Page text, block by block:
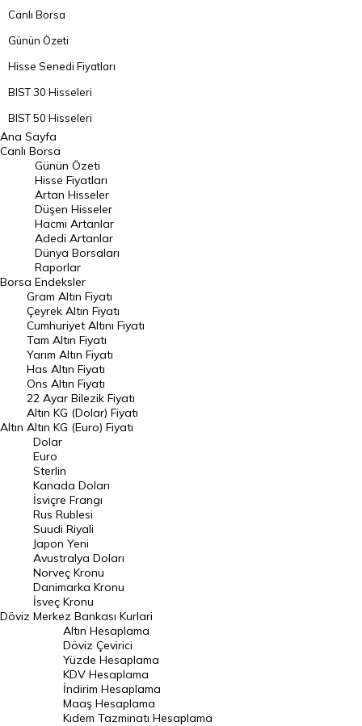
Canlı Borsa
Günün Özeti
Hisse Senedi Fiyatları
BIST 30 Hisseleri
BIST 50 Hisseleri
BIST 100 Hisseleri
En Çok Artan Hisseler
En Çok Düşen Hisseler
Hacmi Artanlar
Geçmiş Kapanışlar
Dünya Borsaları
Raporlar
Endeksler
DÖVİZ
Döviz Kuru
Dolar Kuru
Euro Kuru
Pound Kuru
Frank Kuru
Riyal Kuru
Avustralya Doları
Danimarka Kronu Kuru
Kanada Doları Kuru
Norveç Kronu Kuru
İsveç Kronu Kuru
Japon Yeni Kuru
Serbest Piyasa Döviz Kurları
Merkez Bankası Döviz Kurları
Ana Sayfa
Canlı Borsa
Borsa
Günün Özeti
Hisse Fiyatları
Artan Hisseler
Düşen Hisseler
Hacmi Artanlar
Adedi Artanlar
Dünya Borsaları
Raporlar
Endeksler
Altın
Gram Altın Fiyatı
Çeyrek Altın Fiyatı
Cumhuriyet Altını Fiyatı
Tam Altın Fiyatı
Yarım Altın Fiyatı
Has Altın Fiyatı
Ons Altın Fiyatı
22 Ayar Bilezik Fiyatı
Altın KG (Dolar) Fiyatı
Altın KG (Euro) Fiyatı
Döviz
Dolar
Euro
Sterlin
Kanada Doları
İsviçre Frangı
Rus Rublesi
Suudi Riyali
Japon Yeni
Avustralya Doları
Norveç Kronu
Danimarka Kronu
İsveç Kronu
Merkez Bankası Kurlari
Altın Hesaplama
Döviz Çevirici
Yüzde Hesaplama
KDV Hesaplama
İndirim Hesaplama
Maaş Hesaplama
Kıdem Tazminatı Hesaplama